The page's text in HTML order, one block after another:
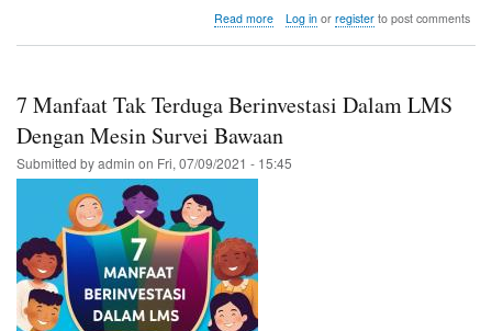
okr
reRead moreabout
Meet
Log inor registerto post comments
7 Manfaat Tak Terduga Berinvestasi Dalam LMS
Dengan Mesin Survei Bawaan
Submitted byadmin on Fri, 07/09/2021 - 15:45